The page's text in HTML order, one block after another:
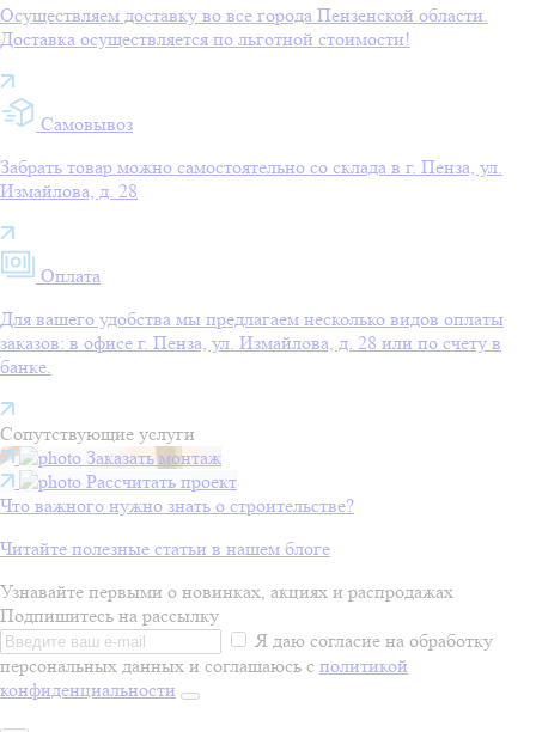
Осуществляем доставку во все города Пензенской области.
Доставка осуществляется по льготной стоимости!
Самовывоз
Забрать товар можно самостоятельно со склада в г. Пенза, ул.
Измайлова, д. 28
Оплата
Для вашего удобства мы предлагаем несколько видов оплаты
заказов: в офисе г. Пенза, ул. Измайлова, д. 28 или по счету в
банке.
Сопутствующие услуги
Заказать монтаж
Рассчитать проект
Что важного нужно знать о строительстве?
Читайте полезные статьи в нашем блоге
Узнавайте первыми о новинках, акциях и распродажах
Подпишитесь на рассылку
Я даю согласие на обработку
персональных данных и соглашаюсь с политикой
конфиденциальности